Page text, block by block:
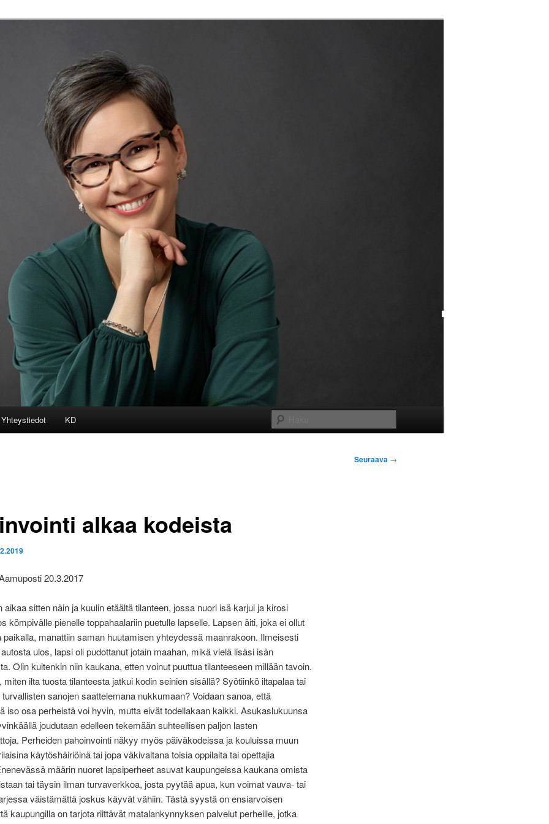
Yhteystiedot KD
Seuraava →
alkaa kodeista
20.3.2017
aikaa sitten näin ja kuulin etäältä tilanteen, jossa nuori isä karjui ja kirosi
kömpivälle pienelle toppahaalariin puetulle lapselle. Lapsen äiti, joka ei ollut
paikalla, manattiin saman huutamisen yhteydessä maanrakoon. Ilmeisesti
ulos, lapsi oli pudottanut jotain maahan, mikä vielä lisäsi isän
Olin kuitenkin niin kaukana, etten voinut puuttua tilanteeseen millään tavoin.
miten ilta tuosta tilanteesta jatkui kodin seinien sisällä? Syötiinkö iltapalaa tai
sanojen saattelemana nukkumaan? Voidaan sanoa, että
iso osa perheistä voi hyvin, mutta eivät todellakaan kaikki. Asukaslukuunsa
joudutaan edelleen tekemään suhteellisen paljon lasten
Perheiden pahoinvointi näkyy myös päiväkodeissa ja kouluissa muun
käytöshäiriöinä tai jopa väkivaltana toisia oppilaita tai opettajia
määrin nuoret lapsiperheet asuvat kaupungeissa kaukana omista
tai täysin ilman turvaverkkoa, josta pyytää apua, kun voimat vauva- tai
väistämättä joskus käyvät vähiin. Tästä syystä on ensiarvoisen
kaupungilla on tarjota riittävät matalankynnyksen palvelut perheille, jotka